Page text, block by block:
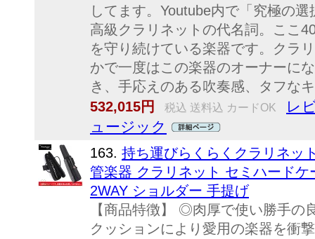
してます。Youtube内で「究極の
高級クラリネットの代名詞。ここ
を守り続けている楽器です。クラ
かで一度はこの楽器のオーナーに
き、手応えのある吹奏感、タフな
532,015円
税込 送料込 カードOK
レ
ュージック
163. 持ち運びらくらくクラリネッ
管楽器 クラリネット セミハード
2WAY ショルダー 手提げ
【商品特徴】 ◎肉厚で使い勝手
クッションにより愛用の楽器を衝